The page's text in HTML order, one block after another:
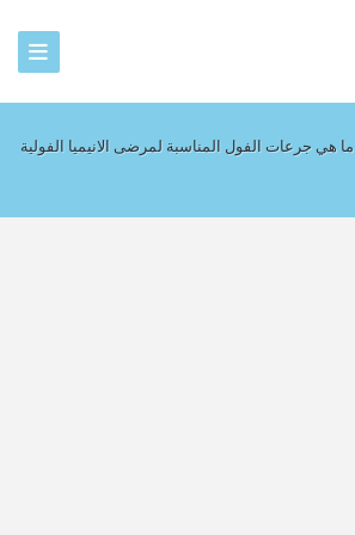
ما هي جرعات الفول المناسبة لمرضى الانيميا الفولية